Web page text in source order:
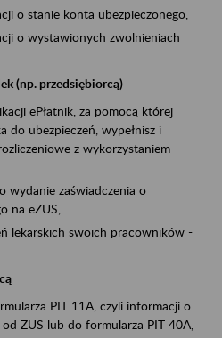
o stanie konta ubezpieczonego,
o wystawionych zwolnieniach
(np. przedsiębiorcą)
ePłatnik, za pomocą której
do ubezpieczeń, wypełnisz i
z wykorzystaniem
wydanie zaświadczenia o
na eZUS,
lekarskich swoich pracowników -
PIT 11A, czyli informacji o
ZUS lub do formularza PIT 40A,